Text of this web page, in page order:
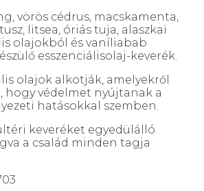
vörös cédrus, macskamenta,
litsea, óriás tuja, alaszkai
olajokból és vaníliabab
esszenciálisolaj-keverék.
olajok alkotják, amelyekről
hogy védelmet nyújtanak a
hatásokkal szemben.
keveréket egyedülálló
a család minden tagja